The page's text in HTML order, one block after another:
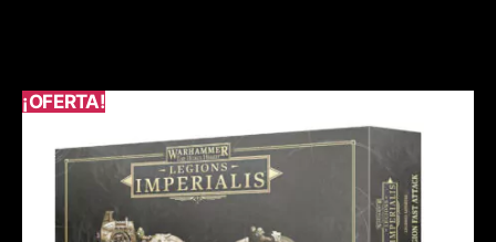
¡OFERTA!